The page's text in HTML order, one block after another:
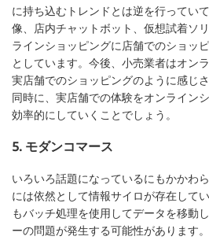
に持ち込むトレンドとは逆を行っていて
像、店内チャットボット、仮想試着ソ
ラインショッピングに店舗でのショッ
としています。今後、小売業者はオン
実店舗でのショッピングのように感じ
同時に、実店舗での体験をオンライン
効率的にしていくことでしょう。
5. モダンコマース
いろいろ話題になっているにもかかわ
には依然として情報サイロが存在して
もバッチ処理を使用してデータを移動
ーの問題が発生する可能性があります